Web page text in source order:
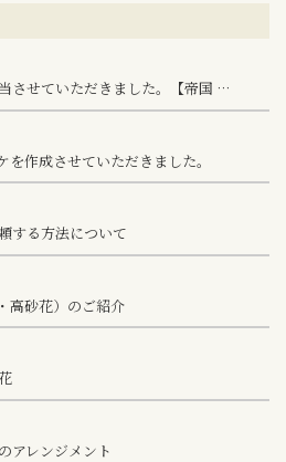
させていただきました。【帝国 …
作成させていただきました。
する方法について
高砂花）のご紹介
アレンジメント